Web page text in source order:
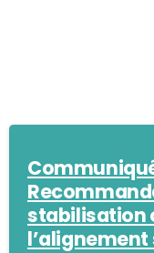
stabilisation
l’alignement